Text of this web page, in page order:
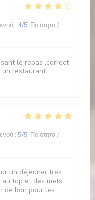
: 4/5 Ποιότητα /
le repas ,correct
un restaurant
: 5/5 Ποιότητα /
un déjeuner très
au top et des mets
de bon pour les